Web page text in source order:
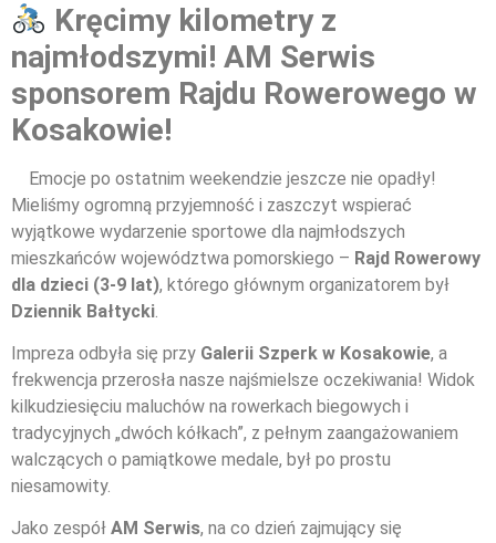
Kręcimy kilometry z
najmłodszymi! AM Serwis
sponsorem Rajdu Rowerowego w
Kosakowie!
Emocje po ostatnim weekendzie jeszcze nie opadły!
Mieliśmy ogromną przyjemność i zaszczyt wspierać
wyjątkowe wydarzenie sportowe dla najmłodszych
mieszkańców województwa pomorskiego – Rajd Rowerowy
dla dzieci (3-9 lat), którego głównym organizatorem był
Dziennik Bałtycki
Impreza odbyła się przy Galerii Szperk w Kosakowie, a
frekwencja przerosła nasze najśmielsze oczekiwania! Widok
kilkudziesięciu maluchów na rowerkach biegowych i
tradycyjnych „dwóch kółkach”, z pełnym zaangażowaniem
walczących o pamiątkowe medale, był po prostu
niesamowity.
Jako zespół AM Serwis, na co dzień zajmujący się